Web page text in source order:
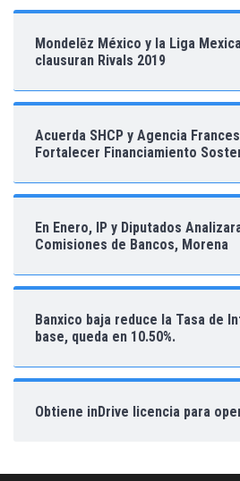
Mondelēz México y la Liga
clausuran Rivals 2019
Acuerda SHCP y Agencia
Fortalecer Financiamiento
En Enero, IP y Diputados
Comisiones de Bancos, Morena
Banxico baja reduce la Tasa de
base, queda en 10.50%.
Obtiene inDrive licencia para